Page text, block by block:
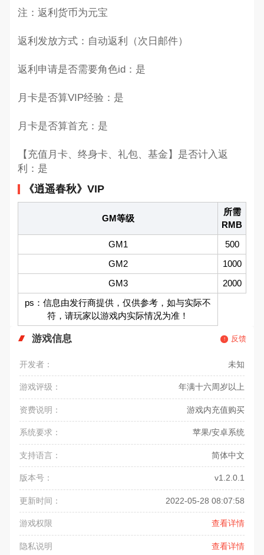
注：返利货币为元宝
返利发放方式：自动返利（次日邮件）
返利申请是否需要角色id：是
月卡是否算VIP经验：是
月卡是否算首充：是
【充值月卡、终身卡、礼包、基金】是否计入返
利：是
《逍遥春秋》VIP
GM等级
所需
RMB
GM1
500
GM2
1000
GM3
2000
ps：信息由发行商提供，仅供参考，如与实际不
符，请玩家以游戏内实际情况为准！
游戏信息 反馈
开发者： 未知
游戏评级： 年满十六周岁以上
资费说明： 游戏内充值购买
系统要求： 苹果/安卓系统
支持语言： 简体中文
版本号： v1.2.0.1
更新时间： 2022-05-28 08:07:58
游戏权限 查看详情
隐私说明 查看详情